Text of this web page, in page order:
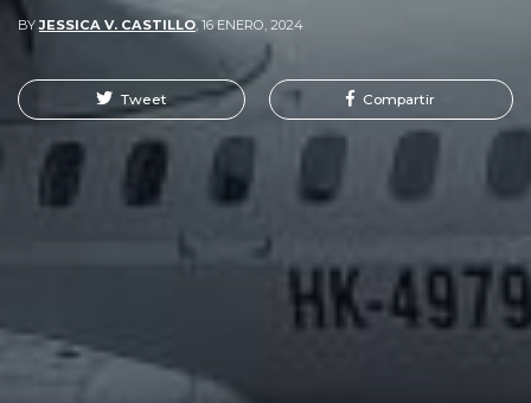
BYJESSICA V. CASTILLO, 16 ENERO, 2024
Tweet Compartir